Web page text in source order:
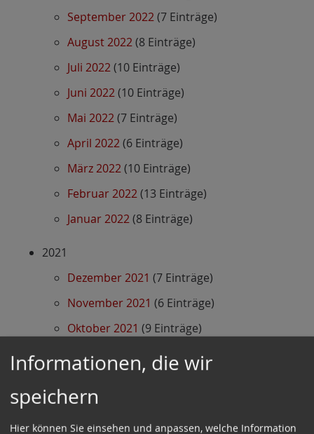
September 2022(7 Einträge)
August 2022(8 Einträge)
Juli 2022(10 Einträge)
Juni 2022(10 Einträge)
Mai 2022(7 Einträge)
April 2022(6 Einträge)
März 2022(10 Einträge)
Februar 2022(13 Einträge)
Januar 2022(8 Einträge)
2021
Dezember 2021 (7 Einträge)
November 2021 (6 Einträge)
Oktober 2021 (9 Einträge)
September 2021
(8 Einträge)
Juli 2021
Juni 2021(14 Einträge)
Informationen, die wir
speichern
Hier können Sie einsehen und anpassen, welche Information